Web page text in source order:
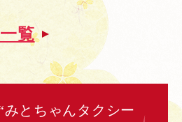
覧
とちゃんタクシー